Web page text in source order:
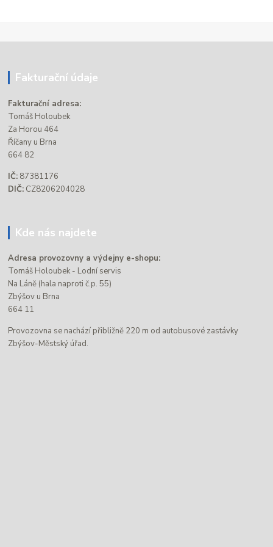
Fakturační údaje
Fakturační adresa:
Tomáš Holoubek
Za Horou 464
Říčany u Brna
664 82
IČ: 87381176
DIČ: CZ8206204028
Kde nás najdete
Adresa provozovny a výdejny e-shopu:
Tomáš Holoubek - Lodní servis
Na Láně (hala naproti č.p. 55)
Zbýšov u Brna
664 11
Provozovna se nachází přibližně 220 m od autobusové zastávky
Zbýšov-Městský úřad.